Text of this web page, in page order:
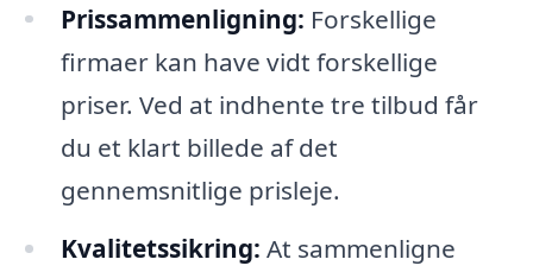
Prissammenligning: Forskellige
firmaer kan have vidt forskellige
priser. Ved at indhente tre tilbud får
du et klart billede af det
gennemsnitlige prisleje.
Kvalitetssikring: At sammenligne